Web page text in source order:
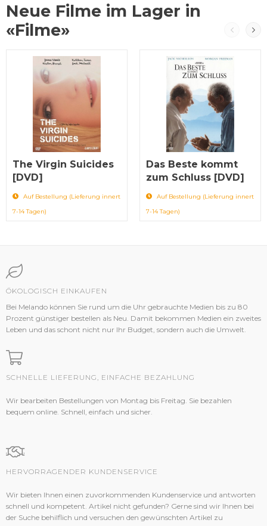
Neue Filme im Lager in
«Filme»
The Virgin Suicides
[DVD]
Auf Bestellung (Lieferung innert
7-14 Tagen)
Das Beste kommt
zum Schluss [DVD]
Auf Bestellung (Lieferung innert
7-14 Tagen)
ÖKOLOGISCH EINKAUFEN
Bei Melando können Sie rund um die Uhr gebrauchte Medien bis zu 80
Prozent günstiger bestellen als Neu. Damit bekommen Medien ein zweites
Leben und das schont nicht nur Ihr Budget, sondern auch die Umwelt.
SCHNELLE LIEFERUNG, EINFACHE BEZAHLUNG
Wir bearbeiten Bestellungen von Montag bis Freitag. Sie bezahlen
bequem online. Schnell, einfach und sicher.
HERVORRAGENDER KUNDENSERVICE
Wir bieten Ihnen einen zuvorkommenden Kundenservice und antworten
schnell und kompetent. Artikel nicht gefunden? Gerne sind wir Ihnen bei
der Suche behilflich und versuchen den gewünschten Artikel zu